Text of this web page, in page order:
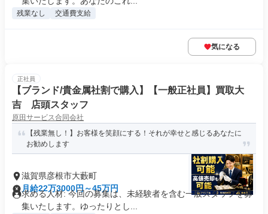
残業なし 交通費支給
気になる
正社員
【ブランド/貴金属社割で購入】【一般正社員】買取大
吉 店頭スタッフ
原田サービス合同会社
【残業無し！】お客様を笑顔にする！それが幸せと感じるあなたに
お勧めします
滋賀県彦根市大藪町
月給22万3000円～45万円
求める人材: 今回の募集は、未経験者を含む一般スタッフを募
集いたします。ゆったりとし...